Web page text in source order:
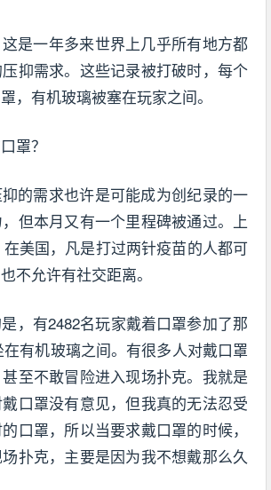
是一年多来世界上几乎所有地方都
抑需求。这些记录被打破时，每个
，有机玻璃被塞在玩家之间。
罩？
的需求也许是可能成为创纪录的一
但本月又有一个里程碑被通过。上
美国，凡是打过两针疫苗的人都可
不允许有社交距离。
，有2482名玩家戴着口罩参加了那
有机玻璃之间。有很多人对戴口罩
至不敢冒险进入现场扑克。我就是
口罩没有意见，但我真的无法忍受
口罩，所以当要求戴口罩的时候，
扑克，主要是因为我不想戴那么久